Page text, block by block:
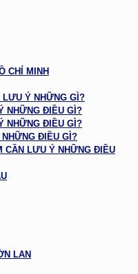
CHÍ MINH
LƯU Ý NHỮNG GÌ?
NHỮNG ĐIỀU GÌ?
NHỮNG ĐIỀU GÌ?
ĐIỀU GÌ?
CẦN LƯU Ý NHỮNG ĐIỀU
LAN